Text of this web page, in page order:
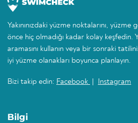
Yakınınızdaki yüzme noktalarını,
önce hiç olmadığı kadar kolay keşfedin.
aramasını kullanın veya bir sonraki
iyi yüzme olanakları boyunca planlayın.
Bizi takip edin: Facebook Instagram
Bilgi